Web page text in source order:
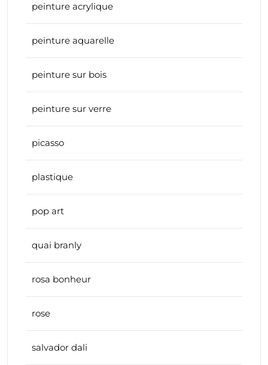
peinture acrylique
peinture aquarelle
peinture sur bois
peinture sur verre
picasso
plastique
pop art
quai branly
rosa bonheur
rose
salvador dali